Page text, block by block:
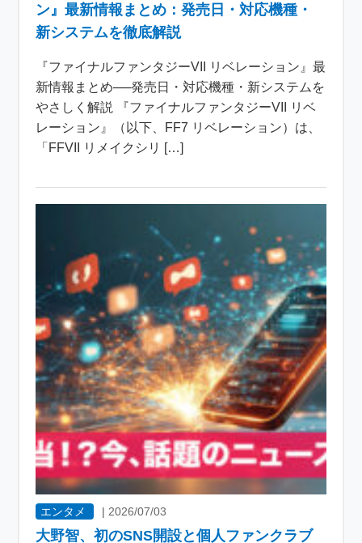
ン』最新情報まとめ：発売日・対応機種・
新システムを徹底解説
『ファイナルファンタジーVII リベレーション』最
新情報まとめ──発売日・対応機種・新システムを
やさしく解説 『ファイナルファンタジーVII リベ
レーション』（以下、FF7 リベレーション）は、
「FFVII リメイクシリ […]
エンタメ | 2026/07/03
大野智、初のSNS開設と個人ファンクラブ